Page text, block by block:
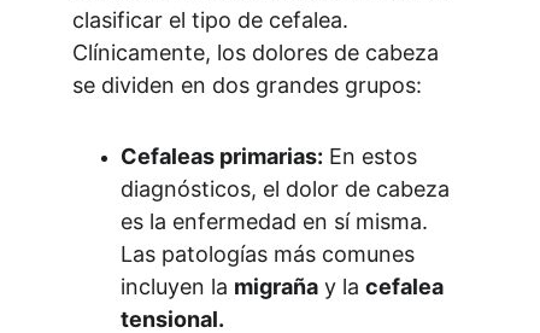
clasificar el tipo de cefalea.
Clínicamente, los dolores de cabeza
se dividen en dos grandes grupos:
Cefaleas primarias: En estos
diagnósticos, el dolor de cabeza
es la enfermedad en sí misma.
Las patologías más comunes
incluyen la migraña y la cefalea
tensional.